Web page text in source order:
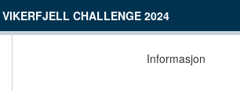
VIKERFJELL CHALLENGE 2024
Informasjon